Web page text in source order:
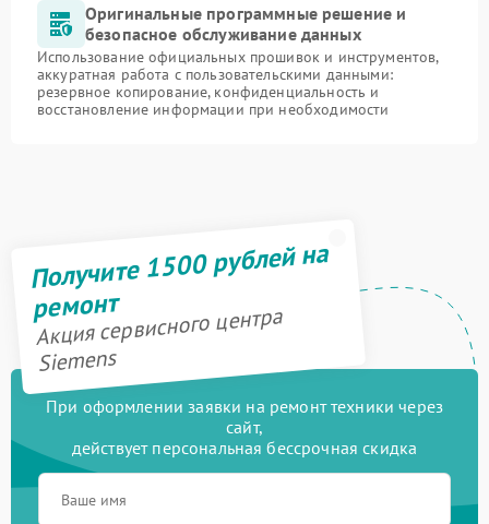
Оригинальные программные решение и
безопасное обслуживание данных
Использование официальных прошивок и инструментов,
аккуратная работа с пользовательскими данными:
резервное копирование, конфиденциальность и
восстановление информации при необходимости
Получите 1500 рублей на
ремонт
Акция сервисного центра
Siemens
При оформлении заявки на ремонт техники через
сайт,
действует персональная бессрочная скидка